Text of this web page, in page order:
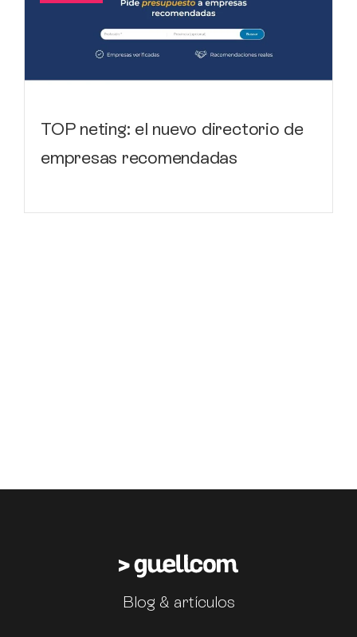
TOP neting: el nuevo directorio de
empresas recomendadas
Blog & artículos